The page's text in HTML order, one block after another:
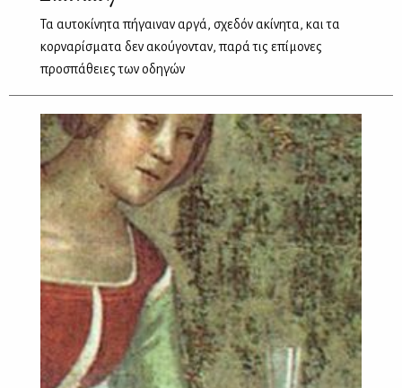
Τα αυτοκίνητα πήγαιναν αργά, σχεδόν ακίνητα, και τα
κορναρίσματα δεν ακούγονταν, παρά τις επίμονες
προσπάθειες των οδηγών